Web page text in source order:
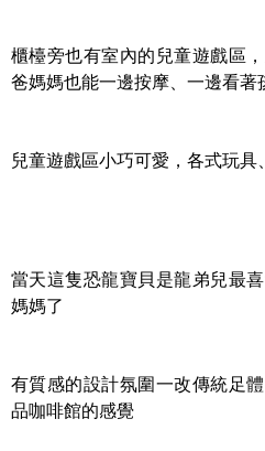
櫃檯旁也有室內的兒童遊戲區
爸媽媽也能一邊按摩、一邊看著
兒童遊戲區小巧可愛，各式玩具
當天這隻恐龍寶貝是龍弟兒最
媽媽了
有質感的設計氛圍一改傳統足
品咖啡館的感覺